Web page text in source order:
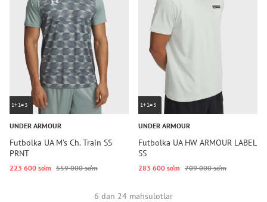
1+1=3
UNDER ARMOUR
Futbolka UA M's Ch. Train SS
PRNT
223 600 so‘m 559 000 so‘m
1+1=3
UNDER ARMOUR
Futbolka UA HW ARMOUR LABEL
SS
283 600 so‘m 709 000 so‘m
6 dan 24 mahsulotlar